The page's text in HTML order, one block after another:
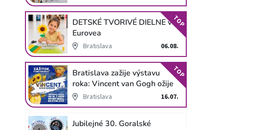
DETSKÉ TVORIVÉ DIELNE v
Eurovea
Bratislava 06.08.
TOP
Bratislava zažije výstavu
roka: Vincent van Gogh ožije
v unikátnej imerzívnej šou!
Bratislava 16.07.
TOP
Jubilejné 30. Goralské